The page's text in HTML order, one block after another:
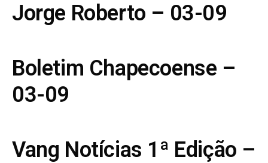
Jorge Roberto – 03-09
Boletim Chapecoense –
03-09
Vang Notícias 1ª Edição –